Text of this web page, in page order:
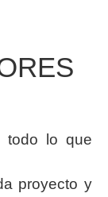
todo lo que
proyecto y